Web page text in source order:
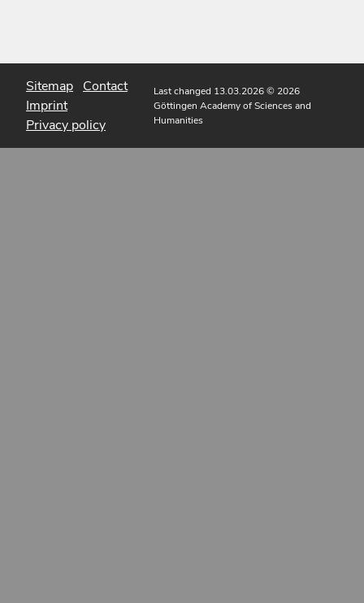
Sitemap Contact
Imprint
Privacy policy
Last changed 13.03.2026© 2026
Göttingen Academy of Sciences and
Humanities